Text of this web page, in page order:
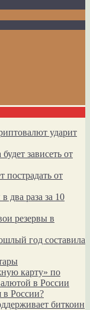
ударит
зависеть от
от
два раза за 10
резервы в
год составила
карту» по
в России
в России?
биткоин